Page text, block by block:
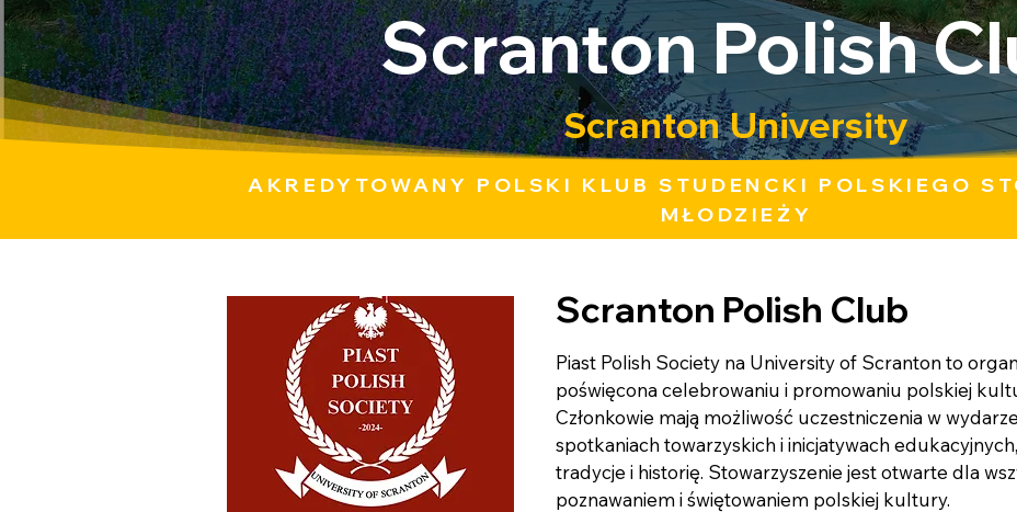
Scranton Polish
Scranton University
AKREDYTOWANY POLSKI KLUB STUDENCKI POLSKIEGO
MŁODZIEŻY
Scranton Polish Club
Piast Polish Society na University of Scranton to
poświęcona celebrowaniu i promowaniu polskiej
Członkowie mają możliwość uczestniczenia w
spotkaniach towarzyskich i inicjatywach
tradycje i historię. Stowarzyszenie jest otwarte dla
poznawaniem i świętowaniem polskiej kultury.